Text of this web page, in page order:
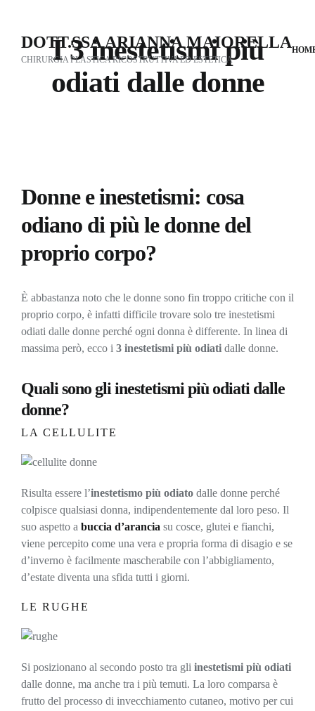
contentDOTT.SSA ARIANNA MAIORELLA
CHIRURGIA PLASTICA RICOSTRUTTIVA ED ESTETICA
I 3 inestetismi più
odiati dalle donne
Donne e inestetismi: cosa
odiano di più le donne del
proprio corpo?
È abbastanza noto che le donne sono fin troppo critiche con il
proprio corpo, è infatti difficile trovare solo tre inestetismi
odiati dalle donne perché ogni donna è differente. In linea di
massima però, ecco i 3 inestetismi più odiati dalle donne.
Quali sono gliinestetismipiù odiati dalle
donne?
LA CELLULITE
Risulta essere l’inestetismo più odiato dalle donne perché
colpisce qualsiasi donna, indipendentemente dal loro peso. Il
suo aspetto a buccia d’arancia su cosce, glutei e fianchi,
viene percepito come una vera e propria forma di disagio e se
d’inverno è facilmente mascherabile con l’abbigliamento,
d’estate diventa una sfida tutti i giorni.
LE RUGHE
Si posizionano al secondo posto tra gli inestetismi più odiati
dalle donne, ma anche tra i più temuti. La loro comparsa è
frutto del processo di invecchiamento cutaneo, motivo per cui